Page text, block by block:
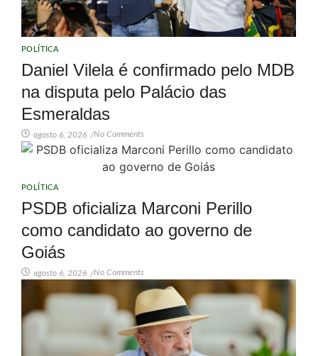
POLÍTICA
Daniel Vilela é confirmado pelo MDB
na disputa pelo Palácio das
Esmeraldas
agosto 6, 2026 /No Comments
POLÍTICA
PSDB oficializa Marconi Perillo
como candidato ao governo de
Goiás
agosto 6, 2026 /No Comments